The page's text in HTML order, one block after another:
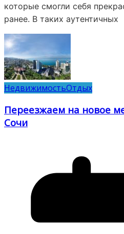
которые смогли себя
ранее. В таких аутентичных
НедвижимостьОтдых
Переезжаем на новое
Сочи